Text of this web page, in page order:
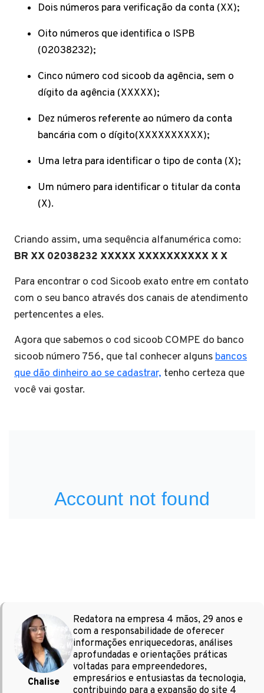
Dois números para verificação da conta (XX);
Oito números que identifica o ISPB
(02038232);
Cinco número cod sicoob da agência, sem o
dígito da agência (XXXXX);
Dez números referente ao número da conta
bancária com o dígito(XXXXXXXXXX);
Uma letra para identificar o tipo de conta (X);
Um número para identificar o titular da conta
(X).
Criando assim, uma sequência alfanumérica como:
BR XX 02038232 XXXXX XXXXXXXXXX X X
Para encontrar o cod Sicoob exato entre em contato
com o seu banco através dos canais de atendimento
pertencentes a eles.
Agora que sabemos o cod sicoob COMPE do banco
sicoob número 756, que tal conhecer algunsbancos
que dão dinheiro ao se cadastrar, tenho certeza que
você vai gostar.
Chalise
Redatora na empresa 4 mãos, 29 anos e
com a responsabilidade de oferecer
informações enriquecedoras, análises
aprofundadas e orientações práticas
voltadas para empreendedores,
empresários e entusiastas da tecnologia,
contribuindo para a expansão do site 4